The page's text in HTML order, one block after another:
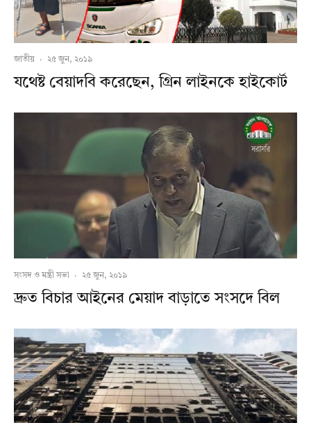
জাতীয় · ২৫ জুন, ২০১৯
যথেষ্ট বেয়াদবি করেছেন, গ্রিন লাইনকে হাইকোর্ট
সংসদ ও মন্ত্রী সভা · ২৫ জুন, ২০১৯
দ্রুত বিচার আইনের মেয়াদ বাড়াতে সংসদে বিল